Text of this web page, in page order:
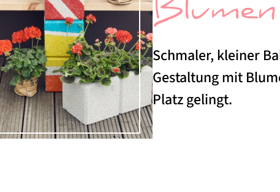
Schmaler, kleiner
Gestaltung mit
Platz gelingt.